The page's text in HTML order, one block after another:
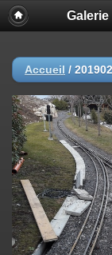
Accueil /